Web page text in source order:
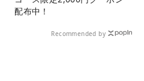
配布中！
Recommended by